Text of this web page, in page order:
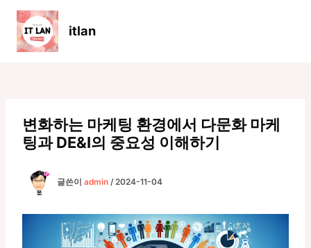
itlan
변화하는 마케팅 환경에서 다문화 마케
팅과 DE&I의 중요성 이해하기
글쓴이 admin /2024-11-04